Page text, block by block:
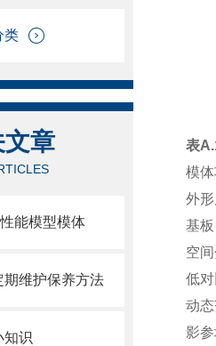
类
章
能模型模体
维护保养方法
知识
表
模
外
基
空
低
动
影